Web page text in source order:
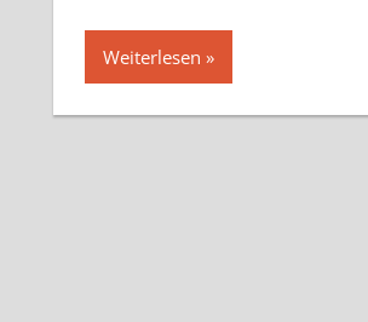
Weiterlesen